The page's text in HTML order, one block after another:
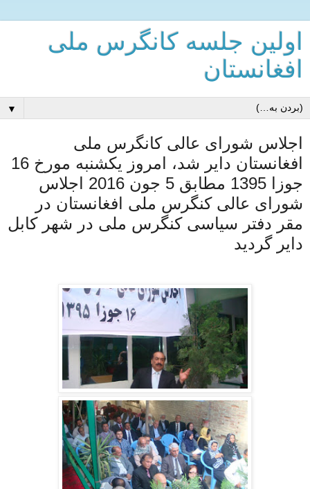
اولین جلسه کانگرس ملی
افغانستان
▼
اجلاس شورای عالی کانگرس ملی
افغانستان دایر شد، امروز یکشنبه مورخ 16
جوزا 1395 مطابق 5 جون 2016 اجلاس
شورای عالی کنگرس ملی افغانستان در
مقر دفتر سیاسی کنگرس ملی در شهر کابل
دایر گردید